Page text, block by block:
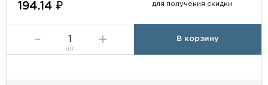
194.14 ₽
для получения скидки
шт
В корзину